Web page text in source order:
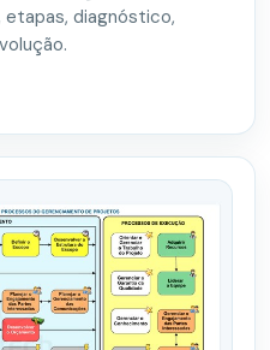
etapas, diagnóstico,